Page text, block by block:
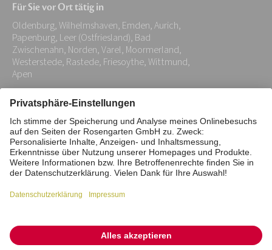
Adresse:
*
Für Sie vor Ort tätig in
Oldenburg, Wilhelmshaven, Emden, Aurich,
Papenburg, Leer (Ostfriesland), Bad
Zwischenahn, Norden, Varel, Moormerland,
Westerstede, Rastede, Friesoythe, Wittmund,
Apen
Impressum Datenschutz
Stiftung
Interne Meldestelle
Zahlungsmittel
Barrierefreiheitserklärung
Vertrag widerrufen